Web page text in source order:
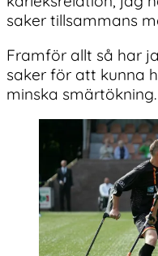
saker tillsammans
Framför allt så har
saker för att kunna
minska smärtökning.